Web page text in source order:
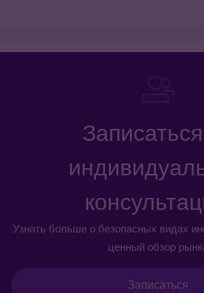
Узнать больше о безопасных видах
ценный обзор
Записаться